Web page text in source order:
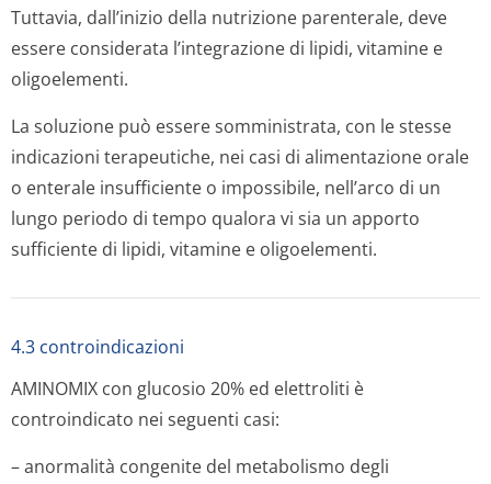
Tuttavia, dall’inizio della nutrizione parenterale, deve
essere considerata l’integrazione di lipidi, vitamine e
oligoelementi.
La soluzione può essere somministrata, con le stesse
indicazioni terapeutiche, nei casi di alimentazione orale
o enterale insufficiente o impossibile, nell’arco di un
lungo periodo di tempo qualora vi sia un apporto
sufficiente di lipidi, vitamine e oligoelementi.
4.3 controindicazioni
AMINOMIX con glucosio 20% ed elettroliti è
controindicato nei seguenti casi:
– anormalità congenite del metabolismo degli